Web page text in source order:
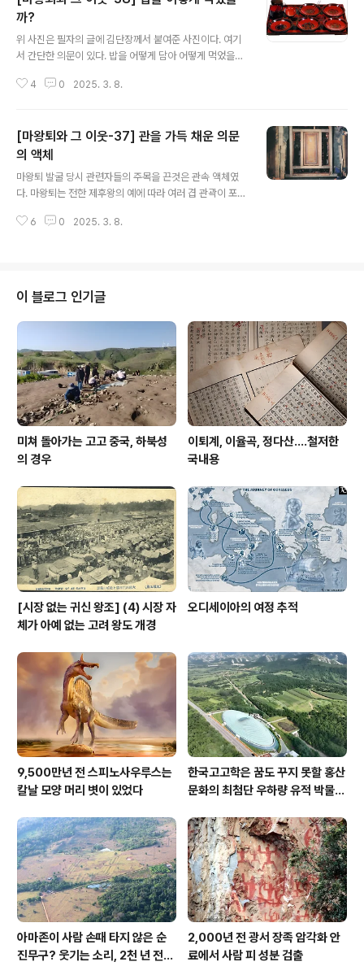
까?
위 사진은 필자의 글에 김단장께서 붙여준 사진이다. 여기
서 간단한 의문이 있다. 밥을 어떻게 담아 어떻게 먹었을
는 한국처럼 원래 수저가 다 있다가 숟가락이 탈락한 것으
까. 또 한 가지-. 밥을 주식인 곡물에 반찬을 곁들여 먹는 한
국식 밥상 비스무리하게 차려 먹었을까. 밥상을 저렇게 차
리면 비슷한 모양 다섯 개 칠기 그릇에는 요리가 각각 담겨
있었을까. 제일 왼쪽의 그릇 두 개가 하나는 국그릇, 다른
하나는 밥그릇일까? 모르는 것투성이이다.
4 0 2025. 3. 8.
[마왕퇴와 그 이웃-37] 관을 가득 채운 의문
의 액체
마왕퇴 발굴 당시 관련자들의 주목을 끈것은 관속 액체였
다. 마왕퇴는 전한 제후왕의 예에 따라 여러 겹 관곽이 포개
체가 바닥에 차 있었고 썩지 않은 유물은 바로 그 액체 속에
다. 시신을 부패하지 않도록 하고자 하는 원망은 사실 한대
에 전혀 없던 것도 아니었고 그 시대에 시도했던 여러 가지
방법 중 하나가 마침내 성공을 거두어 시신과 유물이 잘 남
았다고 생각할 여지가 있었기 때문이다. 그래서 처음 관을
열었을 떄 유물은 물론 시신까지 완벽하게 남은 것을 보
고 당시 발굴에 참여한 사람들은 ..
6 0 2025. 3. 8.
이 블로그 인기글
미쳐 돌아가는 고고 중국, 하북성
의 경우
이퇴계, 이율곡, 정다산....철저한
국내용
[시장 없는 귀신 왕조] (4) 시장 자
체가 아예 없는 고려 왕도 개경
오디세이아의 여정 추적
9,500만년 전 스피노사우루스는
칼날 모양 머리 볏이 있었다
한국고고학은 꿈도 꾸지 못할 홍산
문화의 최첨단 우하량 유적 박물관
아마존이 사람 손때 타지 않은 순
진무구? 웃기는 소리, 2천 년 전에
2,000년 전 광서 장족 암각화 안
료에서 사람 피 성분 검출